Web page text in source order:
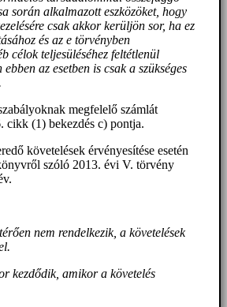
során alkalmazott eszközöket, hogy
csak akkor kerüljön sor, ha ez
és az e törvényben
célok teljesüléséhez feltétlenül
ebben az esetben is csak a szükséges
megfelelő számlát
cikk (1) bekezdés c) pontja.
követelések érvényesítése esetén
szóló 2013. évi V. törvény
nem rendelkezik, a követelések
kezdődik, amikor a követelés